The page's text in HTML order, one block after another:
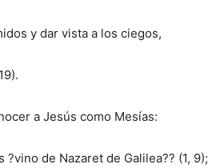
y dar vista a los ciegos,
a Jesús como Mesías:
de Nazaret de Galilea?? (1, 9);